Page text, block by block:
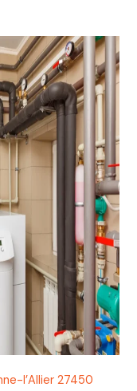
l’Allier 27450